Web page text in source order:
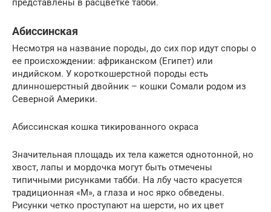
представлены в расцветке табби.
Абиссинская
Несмотря на название породы, до сих пор идут споры о
ее происхождении: африканском (Египет) или
индийском. У короткошерстной породы есть
длинношерстный двойник – кошки Сомали родом из
Северной Америки.
Абиссинская кошка тикированного окраса
Значительная площадь их тела кажется однотонной, но
хвост, лапы и мордочка могут быть отмечены
типичными рисунками табби. На лбу часто красуется
традиционная «М», а глаза и нос ярко обведены.
Рисунки четко проступают на шерсти, но их цвет